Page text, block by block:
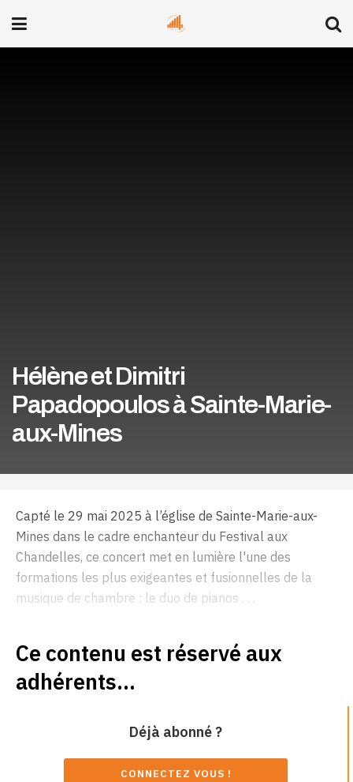
Hélène et Dimitri
Papadopoulos à Sainte-Marie-
aux-Mines
Capté le 29 mai 2025 à l’église de Sainte-Marie-aux-
Mines dans le cadre enchanteur du Festival aux
Chandelles, ce concert met en lumière l'une des
formations les plus exigeantes et fusionnelles de la
musique de chambre : le duo de pianos . . .
Ce contenu est réservé aux
adhérents...
Déjà abonné ?
CONNECTEZ VOUS !